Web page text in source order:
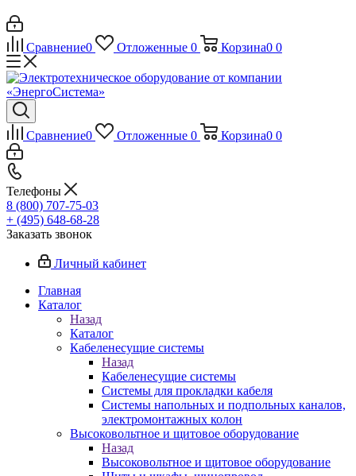
Сравнение0 Отложенные 0 Корзина0 0
Сравнение0 Отложенные 0 Корзина0 0
Телефоны
8 (800) 707-75-03
+ (495) 648-68-28
Заказать звонок
Личный кабинет
Главная
Каталог
Назад
Каталог
Кабеленесущие системы
Назад
Кабеленесущие системы
Системы для прокладки кабеля
Системы напольных и подпольных каналов,
электромонтажных колон
Высоковольтное и щитовое оборудование
Назад
Высоковольтное и щитовое оборудование